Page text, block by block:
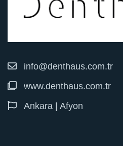
info@denthaus.com.tr
www.denthaus.com.tr
Ankara | Afyon